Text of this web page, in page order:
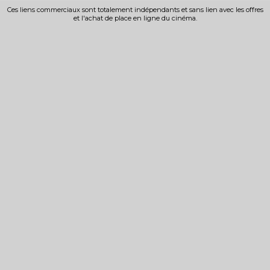
Ces liens commerciaux sont totalement indépendants et sans lien avec les offres
et l'achat de place en ligne du cinéma.